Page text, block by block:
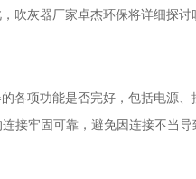
灰器厂家卓杰环保将详细探
项功能是否完好，包括电源、
接牢固可靠，避免因连接不当导